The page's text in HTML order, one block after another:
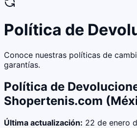
Política de
Conoce nuestras políticas de
garantías.
Política de
Shopertenis.com
Última actualización: 22 de enero